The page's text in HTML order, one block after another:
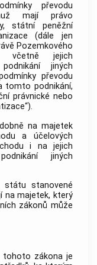
převodu
mají právo
státní peněžní
(dále jen
Pozemkového
včetně jejich
jiných
převodu
tomto podnikání,
právnické nebo
na majetek
a účelových
i na jejich
jiných
státu stanovené
na majetek, který
zákonů může
tohoto zákona je